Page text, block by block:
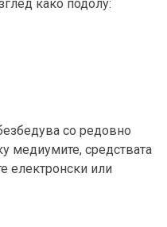
како подолу:
со редовно
медиумите, средствата
електронски или